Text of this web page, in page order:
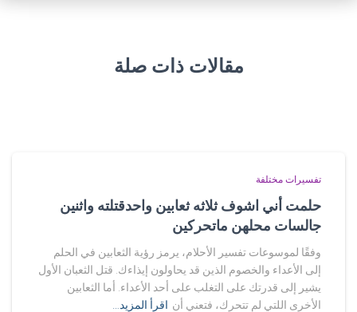
مقالات ذات صلة
تفسيرات مختلفة
حلمت أني اشوف ثلاثه ثعابين واحدقتلته واثنين
جالسات محلهن ماتحركين
وفقًا لموسوعات تفسير الأحلام، يرمز رؤية الثعابين في الحلم
إلى الأعداء والخصوم الذين قد يحاولون إيذاءك. قتل الثعبان الأول
يشير إلى قدرتك على التغلب على أحد الأعداء. أما الثعابين
الأخرى اللتي لم تتحرك، فتعني أن اقرأ المزيد…